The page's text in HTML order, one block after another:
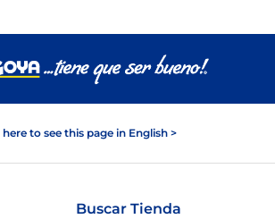
to see this page in English >
Buscar Tienda